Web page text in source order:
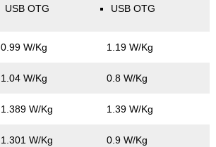
USB OTG USB OTG
0.99 W/Kg 1.19 W/Kg
1.04 W/Kg 0.8 W/Kg
1.389 W/Kg 1.39 W/Kg
1.301 W/Kg 0.9 W/Kg